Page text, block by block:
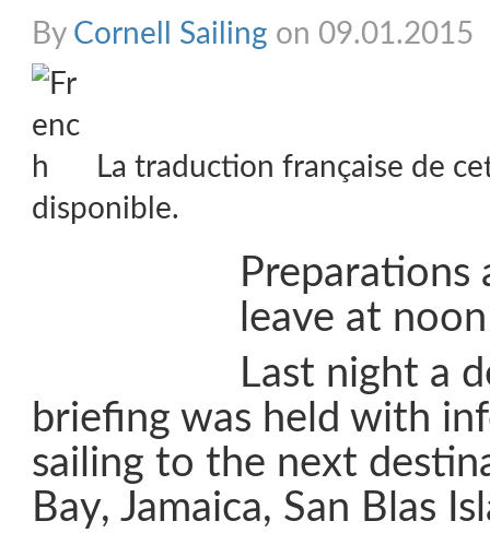
By Cornell Sailing on 09.01.2015
La traduction française de
disponible.
leave at
Last night a
briefing was held with
sailing to the next
Bay, Jamaica, San Blas